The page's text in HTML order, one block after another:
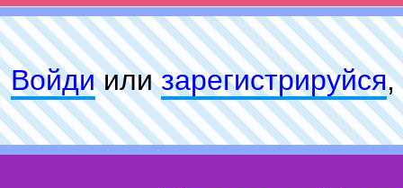
Войдиилизарeгиcтpируйся,